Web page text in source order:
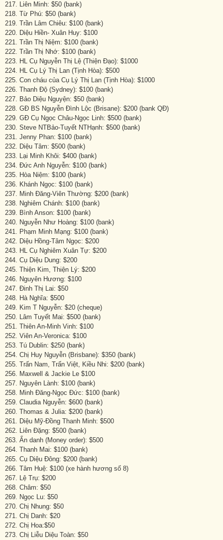
217. Liên Minh: $50 (bank)
218. Từ Phú: $50 (bank)
219. Trần Lâm Chiêu: $100 (bank)
220. Diệu Hiền- Xuân Huy: $100
221. Trần Thị Niệm: $100 (bank)
222. Trần Thị Nhớ: $100 (bank)
223. HL Cụ Nguyễn Thị Lệ (Thiện Đạo): $1000
224. HL Cụ Lý Thị Lan (Tịnh Hòa): $500
225. Con cháu của Cụ Lý Thị Lan (Tịnh Hòa): $1000
226. Thanh Độ (Sydney): $100 (bank)
227. Bảo Diệu Nguyện: $50 (bank)
228. GĐ BS Nguyễn Đình Lộc (Brisane): $200 (bank QĐ)
229. GĐ Cụ Ngọc Châu-Ngọc Linh: $500 (bank)
230. Steve NTBảo-Tuyết NTHạnh: $500 (bank)
231. Jenny Phan: $100 (bank)
232. Diệu Tâm: $500 (bank)
233. Lại Minh Khôi: $400 (bank)
234. Đức Anh Nguyễn: $100 (bank)
235. Hòa Niệm: $100 (bank)
236. Khánh Ngọc: $100 (bank)
237. Minh Đăng-Viên Thường: $200 (bank)
238. Nghiêm Chánh: $100 (bank)
239. Bình Anson: $100 (bank)
240. Nguyễn Như Hoàng: $100 (bank)
241. Phạm Minh Mạng: $100 (bank)
242. Diệu Hồng-Tâm Ngọc: $200
243. HL Cụ Nghiêm Xuân Tự: $200
244. Cụ Diệu Dung: $200
245. Thiện Kim, Thiện Lý: $200
246. Nguyên Hương: $100
247. Đinh Thị Lai: $50
248. Hà Nghĩa: $500
249. Kim T Nguyễn: $20 (cheque)
250. Lâm Tuyết Mai: $500 (bank)
251. Thiên An-Minh Vinh: $100
252. Viên An-Veronica: $100
253. Tú Dublin: $250 (bank)
254. Chị Huy Nguyễn (Brisbane): $350 (bank)
255. Trấn Nam, Trấn Việt, Kiều Nhi: $200 (bank)
256. Maxwell & Jackie Le $100
257. Nguyên Lành: $100 (bank)
258. Minh Đăng-Ngọc Đức: $100 (bank)
259. Claudia Nguyễn: $600 (bank)
260. Thomas & Julia: $200 (bank)
261. Diệu Mỹ-Đồng Thanh Minh: $500
262. Liên Đặng: $500 (bank)
263. Ẩn danh (Money order): $500
264. Thanh Mai: $100 (bank)
265. Cụ Diệu Đông: $200 (bank)
266. Tâm Huệ: $100 (xe hành hương số 8)
267. Lệ Trụ: $200
268. Châm: $50
269. Ngọc Lu: $50
270. Chị Nhung: $50
271. Chị Danh: $20
272. Chị Hoa:$50
273. Chị Liễu Diệu Toàn: $50